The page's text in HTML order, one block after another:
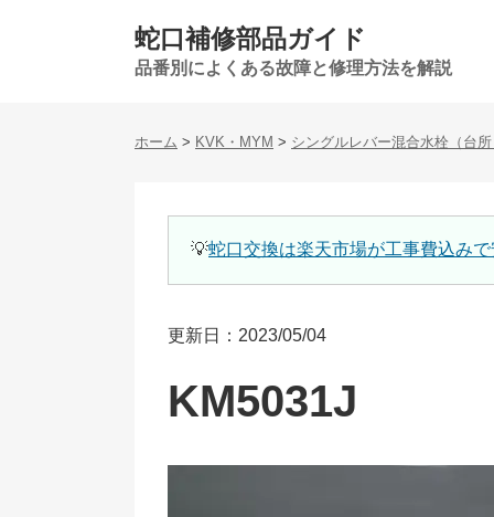
蛇口補修部品ガイド
品番別によくある故障と修理方法を解説
ホーム > KVK・MYM > シングルレバー混合水栓（台
💡蛇口交換は楽天市場が工事費込み
更新日：2023/05/04
KM5031J